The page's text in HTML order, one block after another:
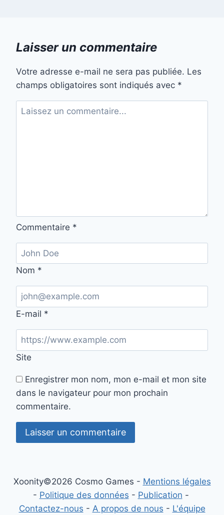
Laisser un commentaire
Votre adresse e-mail ne sera pas publiée. Les
champs obligatoires sont indiqués avec *
Commentaire *
Nom *
E-mail *
Site
Enregistrer mon nom, mon e-mail et mon site
dans le navigateur pour mon prochain
commentaire.
Xoonity©2026 Cosmo Games - Mentions légales
- Politique des données - Publication -
Contactez-nous - A propos de nous - L'équipe